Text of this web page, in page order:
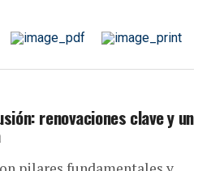
renovaciones clave y un